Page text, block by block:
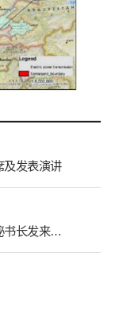
及发表演讲
哈萨克斯坦图尔克斯坦州副州长向NEAR秘书长发来感谢信